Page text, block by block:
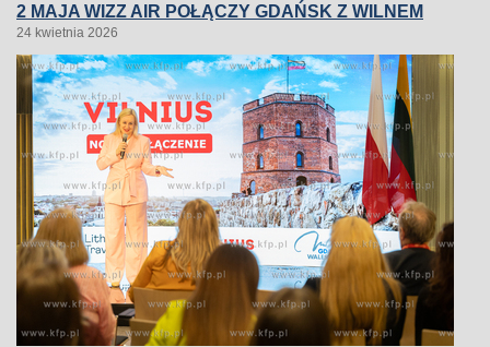
2 MAJA WIZZ AIR POŁĄCZY GDAŃSK Z WILNEM
24 kwietnia 2026